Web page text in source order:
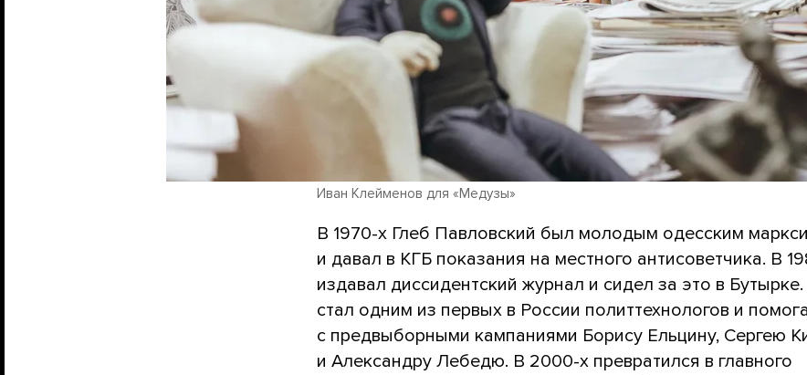
Иван Клейменов для «Медузы»
В 1970-х Глеб Павловский был молодым одесским
и давал в КГБ показания на местного антисоветчика. В
издавал диссидентский журнал и сидел за это в
стал одним из первых в России политтехнологов и
с предвыборными кампаниями Борису Ельцину, Сергею
и Александру Лебедю. В 2000-х превратился в главного